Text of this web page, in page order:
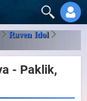
Raven Idol
- Paklik,